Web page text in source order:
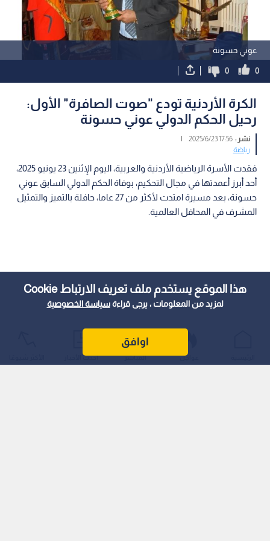
هذا الموقع يستخدم ملف تعريف الارتباط Cookie
لمزيد من المعلومات ، يرجى قراءةسياسة الخصوصية
اوافق
عوني حسونة
0
0
الكرة الأردنية تودع "صوت الصافرة" الأول:
رحيل الحكم الدولي عوني حسونة
نشر :17:56 2025/6/23
|
رياضة
فقدت الأسرة الرياضية الأردنية والعربية، اليوم الإثنين 23 يونيو 2025،
أحد أبرز أعمدتها في مجال التحكيم، بوفاة الحكم الدولي السابق عوني
حسونة، بعد مسيرة امتدت لأكثر من 27 عاما، حافلة بالتميز والتمثيل
المشرف في المحافل العالمية.
عواجل المباشر أحدث الأخبار